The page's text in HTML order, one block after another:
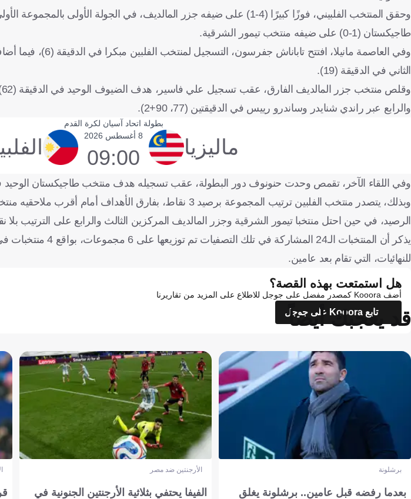
وحقق المنتخب الفلبيني، فوزًا كبيرًا (4-1) على ضيفه جزر المالديف، في الجولة
طاجيكستان (1-0) على ضيفه منتخب تيمور الشرقية.
وفي العاصمة مانيلا،
الثاني في الدقيقة (19).
والرابع عبر راندي شنايدر وساندرو رييس في الدقيقتين (77، 90+2).
بطولة اتحاد آسيان لكرة القدم
ماليزيا 8 أغسطس 2026
09:00
وفي اللقاء الآخر، تقمص وحدت حنونوف دور البطولة، عقب تسجيله هدف منتخب طاجيكستان الوحيد
وبذلك، يتصدر منتخب الفلبين ترتيب المجموعة برصيد 3 نقاط، بفارق
الرصيد، في حين احتل منتخبا تيمور الشرقية وجزر المالديف المركزين الثالث والرابع على الترتيب بلا
يذكر أن المنتخبات الـ24
للنهائيات، التي تقام بعد عامين.
هل استمتعت بهذه القصة؟
أضف Kooora كمصدر مفضل على جوجل للاطلاع على المزيد من تقاريرنا
تابع Kooora على جوجل
قد يعجبك أيضاً
برشلونة
بعدما رفضه قبل عامين.. برشلونة يغلق
الأرجنتين ضد مصر
الفيفا يحتفي بثلاثية الأرجنتين الجنونية في